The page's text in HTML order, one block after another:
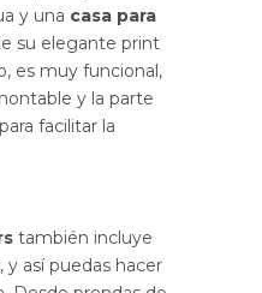
y una casa para
su elegante print
es muy funcional,
y la parte
facilitar la
también incluye
y así puedas hacer